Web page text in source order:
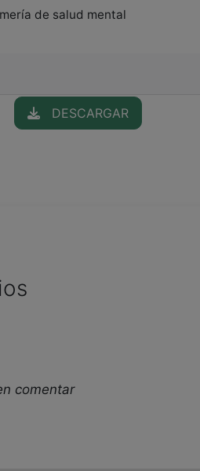
de salud mental
DESCARGAR
comentar